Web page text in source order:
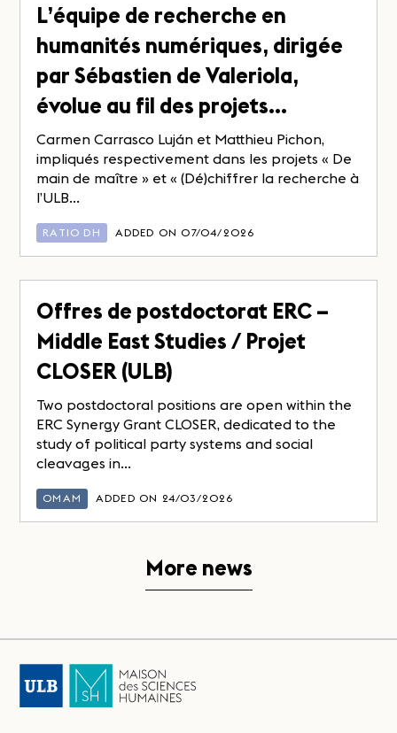
L’équipe de recherche en
humanités numériques, dirigée
par Sébastien de Valeriola,
évolue au fil des projets…
Carmen Carrasco Luján et Matthieu Pichon,
impliqués respectivement dans les projets « De
main de maître » et « (Dé)chiffrer la recherche à
l’ULB...
RATIO DH ADDED ON 07/04/2026
Offres de postdoctorat ERC –
Middle East Studies / Projet
CLOSER (ULB)
Two postdoctoral positions are open within the
ERC Synergy Grant CLOSER, dedicated to the
study of political party systems and social
cleavages in...
OMAM ADDED ON 24/03/2026
More news